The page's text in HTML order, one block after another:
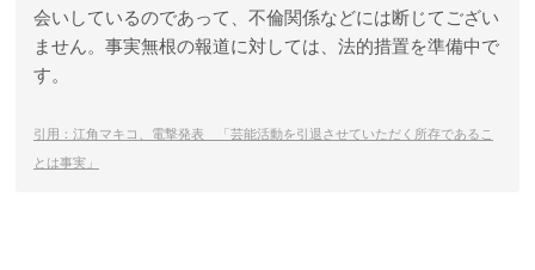
会いしているのであって、不倫関係などには断じてござい
ません。事実無根の報道に対しては、法的措置を準備中で
す。
引用：江角マキコ、電撃発表 「芸能活動を引退させていただく所存であるこ
とは事実」